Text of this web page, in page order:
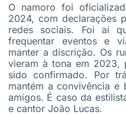
O namoro foi
2024, com declarações
redes sociais. Foi aí
frequentar eventos e
manter a discrição. Os
vieram à tona em 2023,
sido confirmado. Por
mantém a convivência e
amigos. É caso da
e cantor João Lucas.